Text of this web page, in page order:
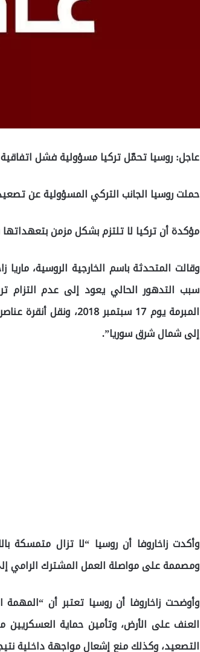
عاجل: روسيا تحمّل تركيا مسؤولية فشل
حملت روسيا الجانب التركي المسؤولية عن
مؤكدة أن تركيا لا تلتزم بشكل مزمن
وقالت المتحدثة باسم الخارجية الروسية،
سبب التدهور الحالي يعود إلى عدم
المبرمة يوم 17 سبتمبر
إلى شمال شرق سوريا”.
وأكدت زاخاروفا أن روسيا “لا تزال متمسكة
ومصممة على مواصلة العمل المشترك الرامي
وأوضحت زاخاروفا أن روسيا تعتبر أن
العنف على الأرض، وتأمين حماية
التصعيد، وكذلك منع إشعال مواجهة داخلية